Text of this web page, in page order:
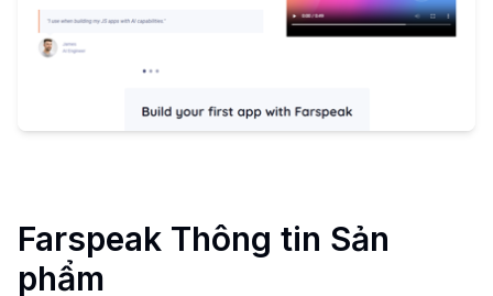
Farspeak Thông tin Sản
phẩm